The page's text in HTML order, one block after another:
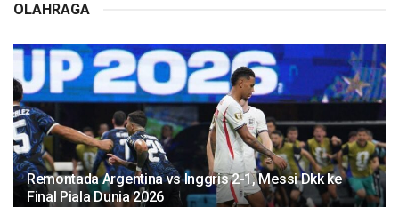
OLAHRAGA
Remontada Argentina vs Inggris 2-1, Messi Dkk ke
Final Piala Dunia 2026